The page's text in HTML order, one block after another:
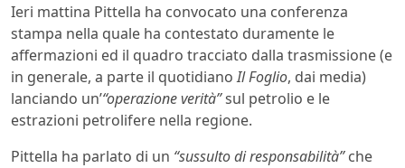
Ieri mattina Pittella ha convocato una conferenza
stampa nella quale ha contestato duramente le
affermazioni ed il quadro tracciato dalla trasmissione (e
in generale, a parte il quotidianoIl Foglio, dai media)
lanciando un’“operazione verità”sul petrolio e le
estrazioni petrolifere nella regione.
Pittella ha parlato di un “sussulto di responsabilità”che